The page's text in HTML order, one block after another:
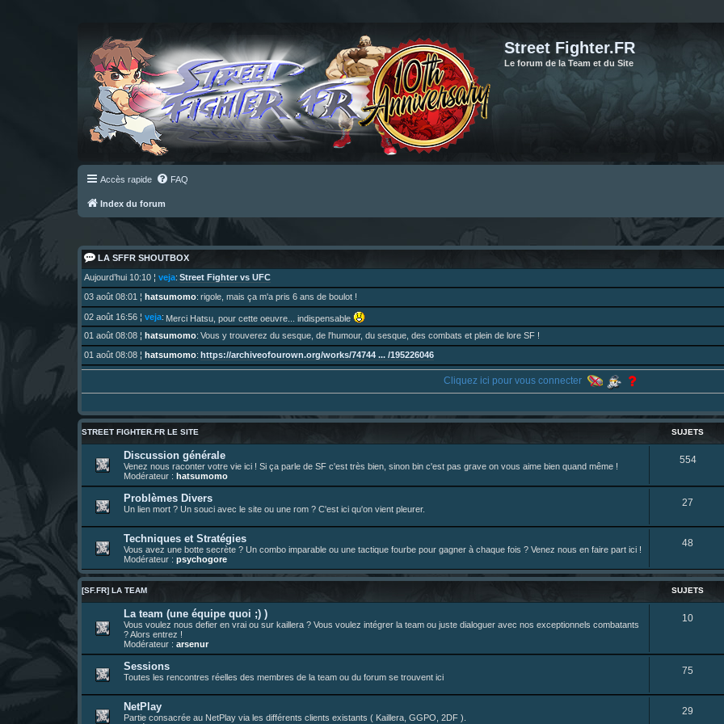
Street Fighter.FR
Le forum de la Team et du Site
Accès rapide FAQ
Index du forum
LA SFFR SHOUTBOX
Aujourd’hui 10:10 ¦ veja: Street Fighter vs UFC
03 août 08:01 ¦ hatsumomo: rigole, mais ça m'a pris 6 ans de boulot !
02 août 16:56 ¦ veja: Merci Hatsu, pour cette oeuvre... indispensable
01 août 08:08 ¦ hatsumomo: Vous y trouverez du sesque, de l'humour, du sesque, des combats et plein de lore SF !
01 août 08:08 ¦ hatsumomo: https://archiveofourown.org/works/74744 ... /195226046
30 juil. 07:22¦hatsumomo:Un futur indispensable :https://x.com/preterniadotcom/status/20 ... 8820352079
26 juil. 22:09¦hatsumomo:bio de Alex en ligne les gens !
13 juil. 09:53¦hatsumomo:bonjour les amis, je viens de poster ma 1e review de figurine !
23 juin 10:36¦indy: une très chouette SFFR shoutbox !
23 juin 07:30¦hatsumomo:nouvelle trad caniculaire les amis !
23 juin 07:26¦hatsumomo:shoutbox réinitialisée
22 juin 12:27¦indy:Yo !
22 juin 08:49¦veja:Yo
Cliquez ici pour vous connecter
STREET FIGHTER.FR LE SITE SUJETS
Discussion générale
Venez nous raconter votre vie ici ! Si ça parle de SF c'est très bien, sinon bin c'est pas grave on vous aime bien quand même !
Modérateur : hatsumomo
554S
Problèmes Divers
Un lien mort ? Un souci avec le site ou une rom ? C'est ici qu'on vient pleurer.
27
t
Techniques et Stratégies
Vous avez une botte secrète ? Un combo imparable ou une tactique fourbe pour gagner à chaque fois ? Venez nous en faire part ici !
Modérateur : psychogore
48
j
e
[SF.FR] LA TEAM SUJETS
La team (une équipe quoi ;) )
Vous voulez nous defier en vrai ou sur kaillera ? Vous voulez intégrer la team ou juste dialoguer avec nos exceptionnels combatants
? Alors entrez !
Modérateur : arsenur
10S
Sessions
Toutes les rencontres réelles des membres de la team ou du forum se trouvent ici
75
NetPlay
Partie consacrée au NetPlay via les différents clients existants ( Kaillera, GGPO, 2DF ).
29